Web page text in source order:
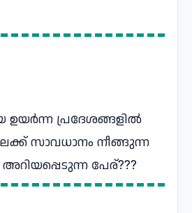
പ്രദേശങ്ങളിൽ
സാവധാനം നീങ്ങുന്ന
പേര്???